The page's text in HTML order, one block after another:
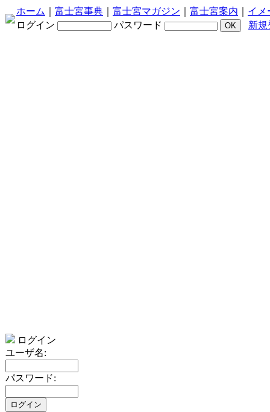
ホーム 富士宮事典 富士宮マガジン 富士宮案内
イメ
ログイン
パスワード 新規
ログイン
ユーザ名:
パスワード: